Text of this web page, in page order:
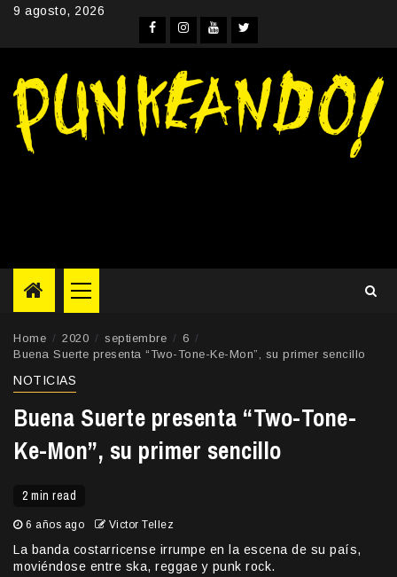
Skip9 agosto, 2026
Facebook
Instagram
YouTube
Twitter
Primary
Menu
Home 2020 septiembre
6
Buena Suerte presenta “Two-Tone-Ke-Mon”, su primer sencillo
NOTICIAS
Buena Suerte presenta “Two-Tone-
Ke-Mon”, su primer sencillo
2 min read
6 años ago Victor Tellez
La banda costarricense irrumpe en la escena de su país,
moviéndose entre ska, reggae y punk rock.